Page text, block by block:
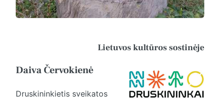
Lietuvos kultūros sostinėje
Daiva Červokienė
Druskininkietis sveikatos